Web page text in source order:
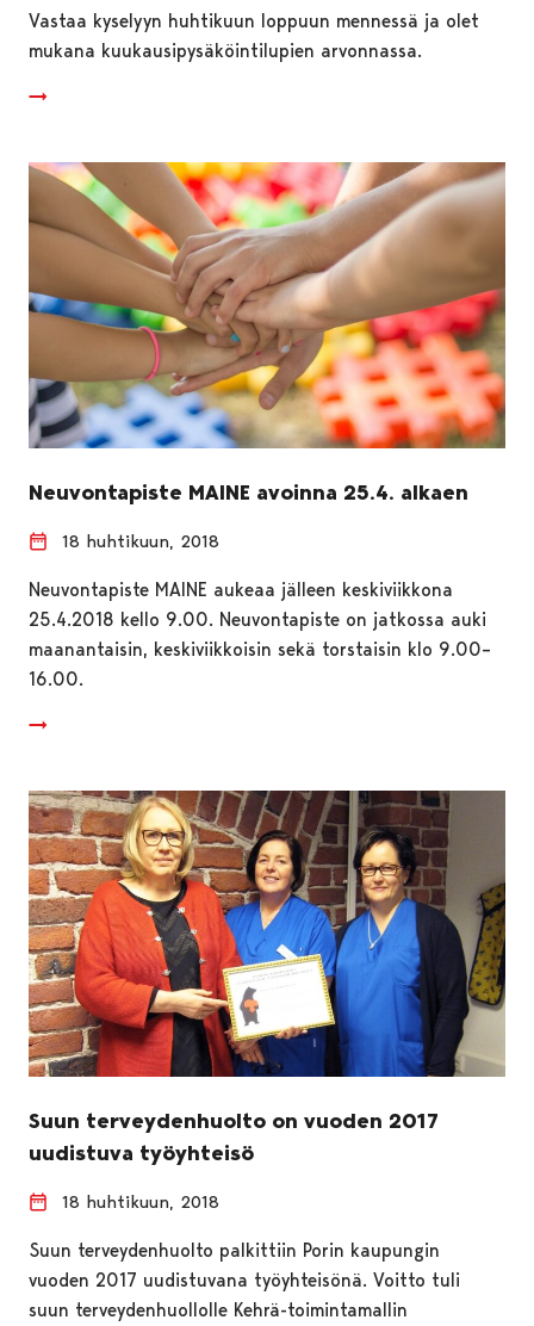
Vastaa kyselyyn huhtikuun loppuun mennessä ja olet
mukana kuukausipysäköintilupien arvonnassa.
Neuvontapiste MAINE avoinna 25.4. alkaen
18 huhtikuun, 2018
Neuvontapiste MAINE aukeaa jälleen keskiviikkona
25.4.2018 kello 9.00. Neuvontapiste on jatkossa auki
maanantaisin, keskiviikkoisin sekä torstaisin klo 9.00–
16.00.
Suun terveydenhuolto on vuoden 2017
uudistuva työyhteisö
18 huhtikuun, 2018
Suun terveydenhuolto palkittiin Porin kaupungin
vuoden 2017 uudistuvana työyhteisönä. Voitto tuli
suun terveydenhuollolle Kehrä-toimintamallin